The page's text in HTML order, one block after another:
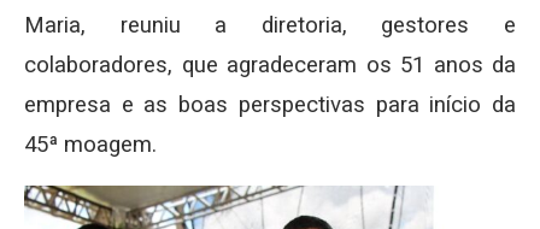
Maria, reuniu a diretoria, gestores e
colaboradores, que agradeceram os 51 anos da
empresa e as boas perspectivas para início da
45ª moagem.